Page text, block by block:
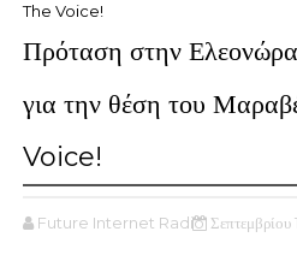
The Voice!
Πρόταση στην Ελεονώρα
για την θέση του
Voice!
Future Internet Radio Σεπτεμβρίου